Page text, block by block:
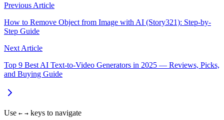
Previous Article
How to Remove Object from Image with AI (Story321): Step-by-
Step Guide
Next Article
Top 9 Best AI Text-to-Video Generators in 2025 — Reviews, Picks,
and Buying Guide
Use ← → keys to navigate